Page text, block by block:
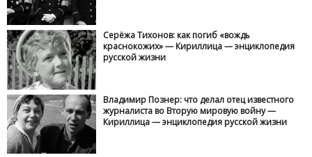
Серёжа Тихонов: как погиб «вождь
краснокожих» — Кириллица — энциклопедия
русской жизни
Владимир Познер: что делал отец известного
журналиста во Вторую мировую войну —
Кириллица — энциклопедия русской жизни